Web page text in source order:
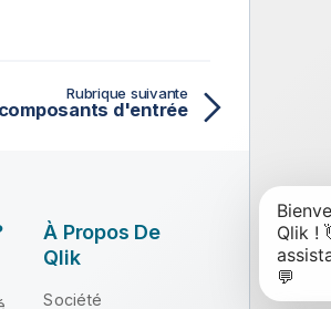
Rubrique suivante
d'entrée
À Propos De
Qlik
Société